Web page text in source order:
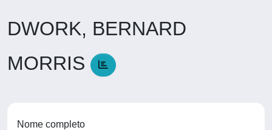
DWORK, BERNARD
MORRIS
Nome completo